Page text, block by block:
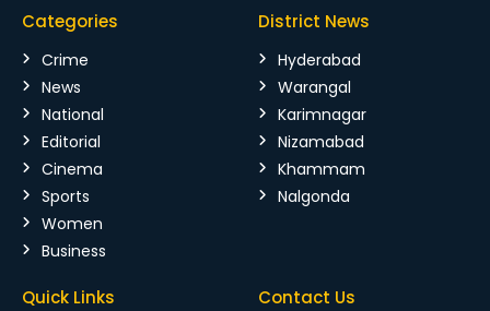
Categories
Crime
News
National
Editorial
Cinema
Sports
Women
Business
District News
Hyderabad
Warangal
Karimnagar
Nizamabad
Khammam
Nalgonda
Quick Links Contact Us